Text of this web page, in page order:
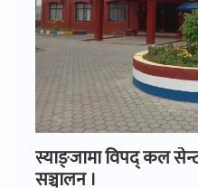
स्याङ्जामा विपद् कल
सञ्चालन ।